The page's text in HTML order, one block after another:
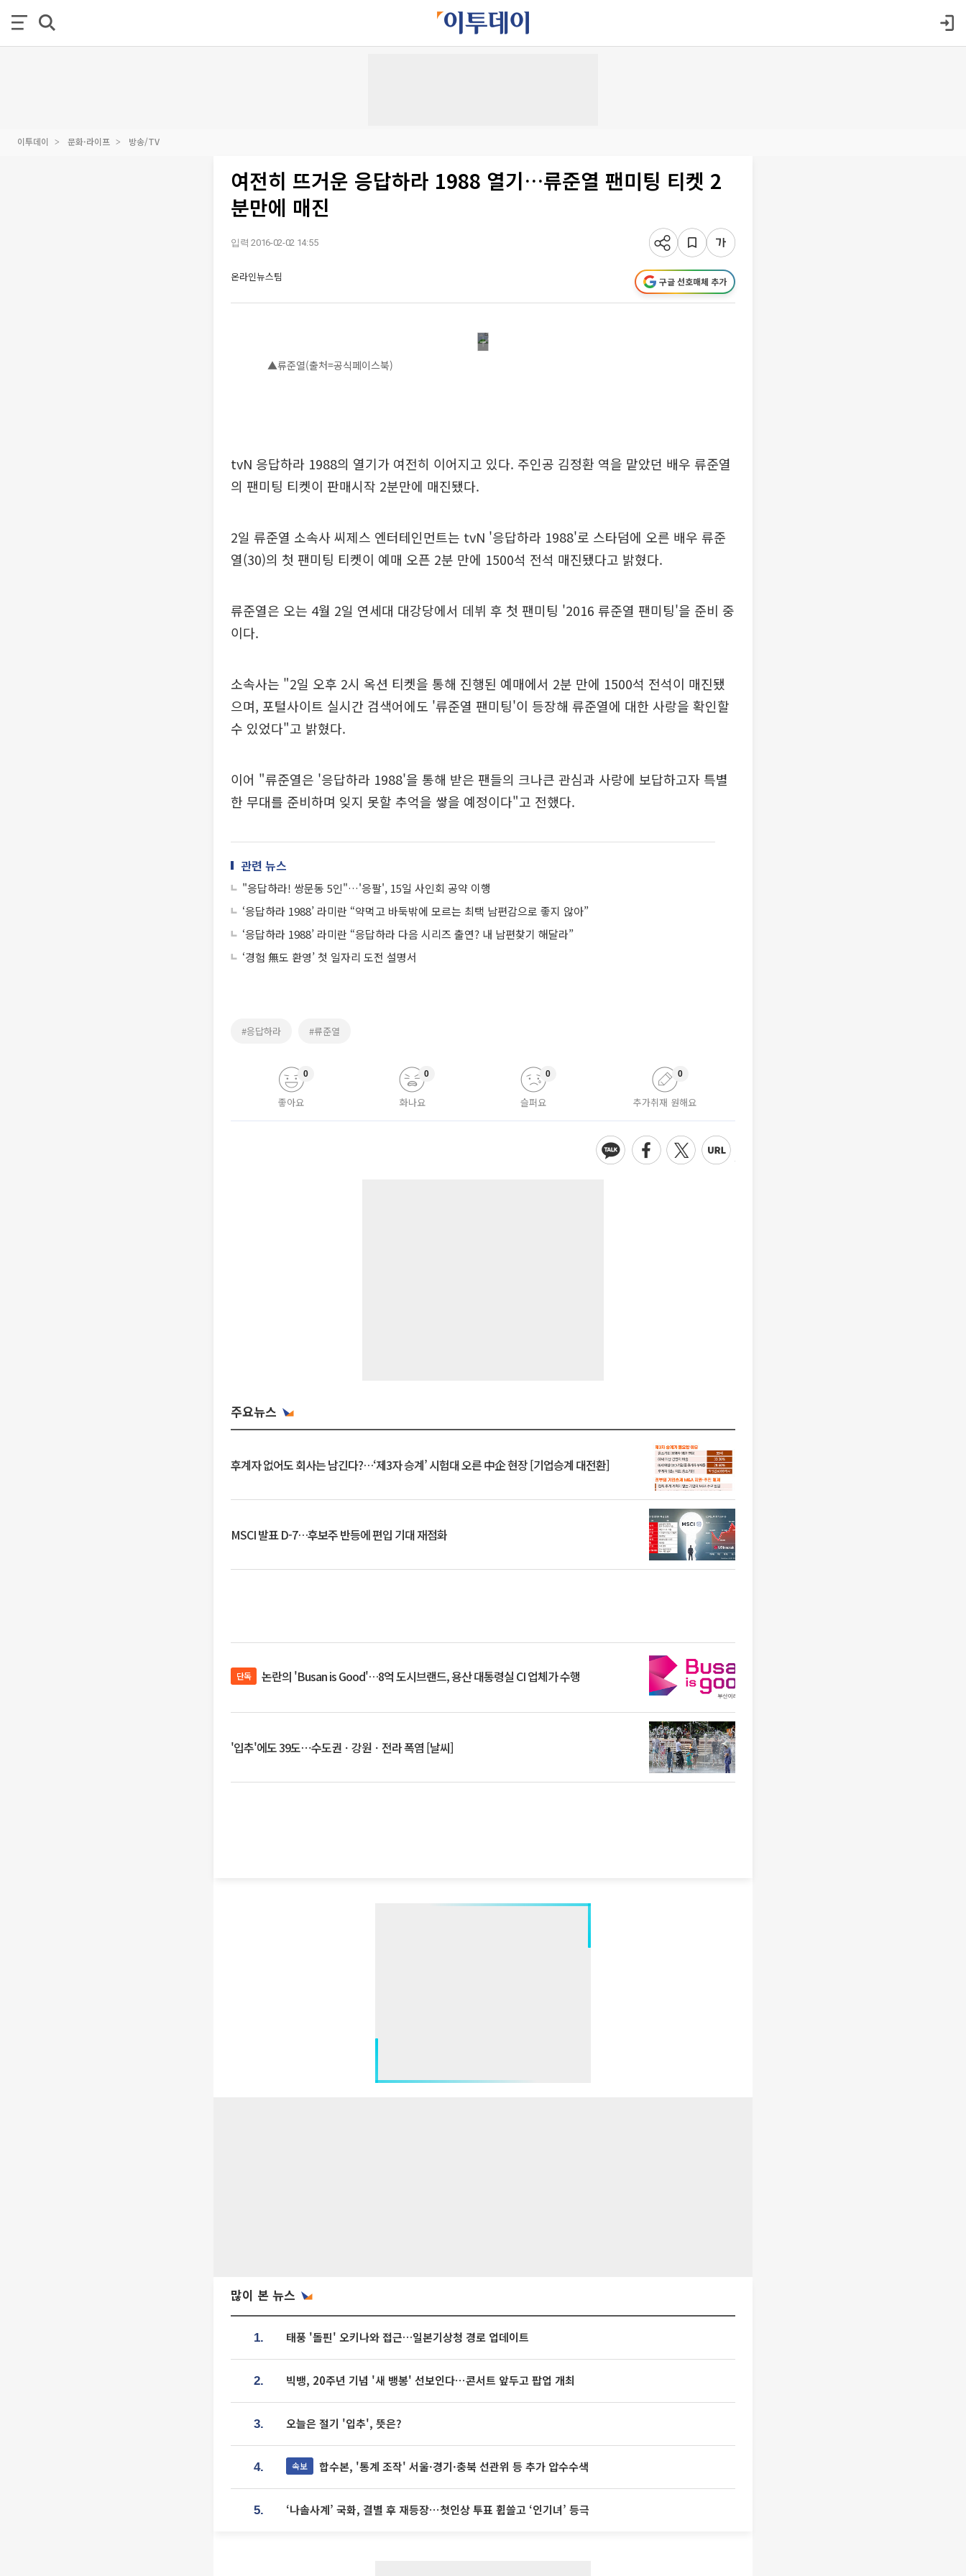
이투데이 문화·라이프 방송/TV
여전히 뜨거운 응답하라 1988 열기…류준열 팬미팅 티켓 2
분만에 매진
입력 2016-02-02 14:55
온라인뉴스팀 구글 선호매체 추가
▲류준열(출처=공식페이스북)
tvN 응답하라 1988의 열기가 여전히 이어지고 있다. 주인공 김정환 역을 맡았던 배우 류준열
의 팬미팅 티켓이 판매시작 2분만에 매진됐다.
2일 류준열 소속사 씨제스 엔터테인먼트는 tvN '응답하라 1988'로 스타덤에 오른 배우 류준
열(30)의 첫 팬미팅 티켓이 예매 오픈 2분 만에 1500석 전석 매진됐다고 밝혔다.
류준열은 오는 4월 2일 연세대 대강당에서 데뷔 후 첫 팬미팅 '2016 류준열 팬미팅'을 준비 중
이다.
소속사는 "2일 오후 2시 옥션 티켓을 통해 진행된 예매에서 2분 만에 1500석 전석이 매진됐
으며, 포털사이트 실시간 검색어에도 '류준열 팬미팅'이 등장해 류준열에 대한 사랑을 확인할
수 있었다"고 밝혔다.
이어 "류준열은 '응답하라 1988'을 통해 받은 팬들의 크나큰 관심과 사랑에 보답하고자 특별
한 무대를 준비하며 잊지 못할 추억을 쌓을 예정이다"고 전했다.
관련 뉴스
"응답하라! 쌍문동 5인"…'응팔', 15일 사인회 공약 이행
‘응답하라 1988’ 라미란 “약먹고 바둑밖에 모르는 최택 남편감으로 좋지 않아”
‘응답하라 1988’ 라미란 “응답하라 다음 시리즈 출연? 내 남편찾기 해달라”
‘경험 無도 환영’ 첫 일자리 도전 설명서
#응답하라 #류준열
좋아요
0
화나요
0
슬퍼요
0
추가취재 원해요
0
주요뉴스
후계자 없어도 회사는 남긴다?…‘제3자 승계’ 시험대 오른 中企 현장 [기업승계 대전환]
MSCI 발표 D-7…후보주 반등에 편입 기대 재점화
단독 논란의 'Busan is Good'…8억 도시브랜드, 용산 대통령실 CI 업체가 수행
'입추'에도 39도⋯수도권ㆍ강원ㆍ전라 폭염 [날씨]
많이 본 뉴스
1. 태풍 '돌핀' 오키나와 접근…일본기상청 경로 업데이트
2. 빅뱅, 20주년 기념 '새 뱅봉' 선보인다⋯콘서트 앞두고 팝업 개최
3. 오늘은 절기 '입추', 뜻은?
4. 속보 합수본, '통계 조작' 서울·경기·충북 선관위 등 추가 압수수색
5. ‘나솔사계’ 국화, 결별 후 재등장⋯첫인상 투표 휩쓸고 ‘인기녀’ 등극